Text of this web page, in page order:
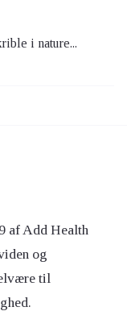
i nature...
af Add Health
og
til